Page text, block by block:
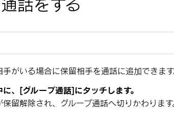
がいる場合に保留相手を通話に追加できます
、 [‍グループ通話‍]にタッチします。
留解除され、グループ通話へ切りかわります